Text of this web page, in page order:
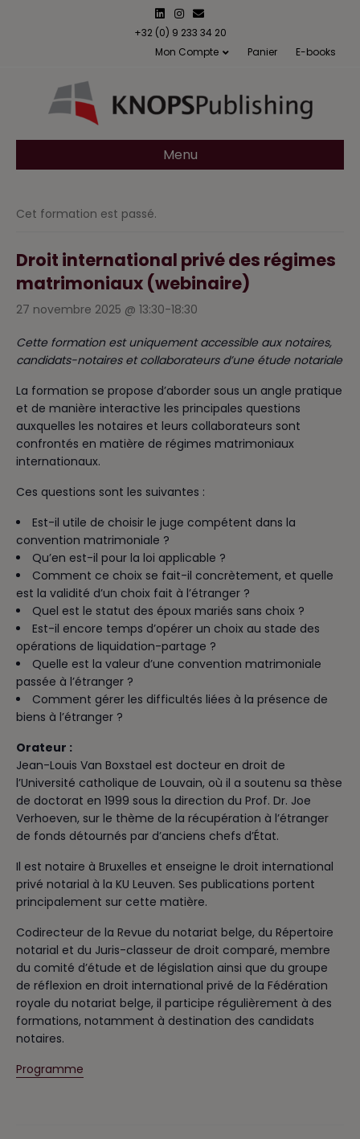
n
n
s
a
m
m
a
l
+32 (0) 9 233 34 20
Mon Compte
Panier E-books
Menu
Cet formation est passé.
Droit international privé des régimes
matrimoniaux (webinaire)
27 novembre 2025 @ 13:30-18:30
Cette formation est uniquement accessible aux notaires,
candidats-notaires et collaborateurs d’une étude notariale
La formation se propose d’aborder sous un angle pratique
et de manière interactive les principales questions
auxquelles les notaires et leurs collaborateurs sont
confrontés en matière de régimes matrimoniaux
internationaux.
Ces questions sont les suivantes :
Est-il utile de choisir le juge compétent dans la
convention matrimoniale ?
Qu’en est-il pour la loi applicable ?
Comment ce choix se fait-il concrètement, et quelle
est la validité d’un choix fait à l’étranger ?
Quel est le statut des époux mariés sans choix ?
Est-il encore temps d’opérer un choix au stade des
opérations de liquidation-partage ?
Quelle est la valeur d’une convention matrimoniale
passée à l’étranger ?
Comment gérer les difficultés liées à la présence de
biens à l’étranger ?
Orateur :
Jean-Louis Van Boxstael est docteur en droit de
l’Université catholique de Louvain, où il a soutenu sa thèse
de doctorat en 1999 sous la direction du Prof. Dr. Joe
Verhoeven, sur le thème de la récupération à l’étranger
de fonds détournés par d’anciens chefs d’État.
Il est notaire à Bruxelles et enseigne le droit international
privé notarial à la KU Leuven. Ses publications portent
principalement sur cette matière.
Codirecteur de la Revue du notariat belge, du Répertoire
notarial et du Juris-classeur de droit comparé, membre
du comité d’étude et de législation ainsi que du groupe
de réflexion en droit international privé de la Fédération
royale du notariat belge, il participe régulièrement à des
formations, notamment à destination des candidats
notaires.
Programme